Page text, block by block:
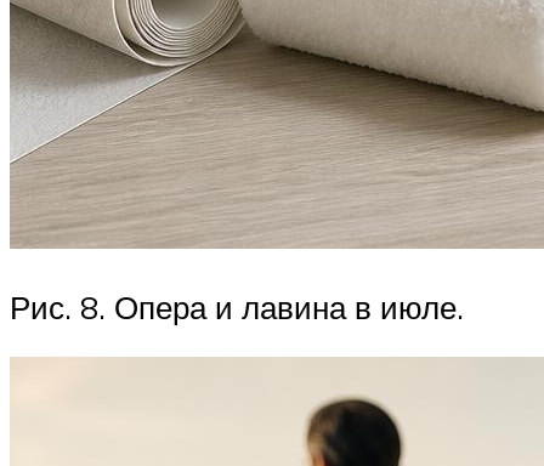
Рис. 8. Опера и лавина в июле.